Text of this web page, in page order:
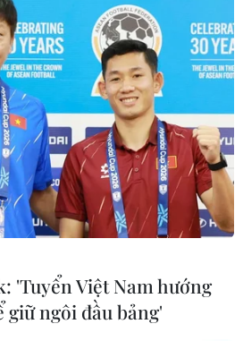
#vòng loại World Cup 2022
'Tuyển Việt Nam hướng
ngôi đầu bảng'